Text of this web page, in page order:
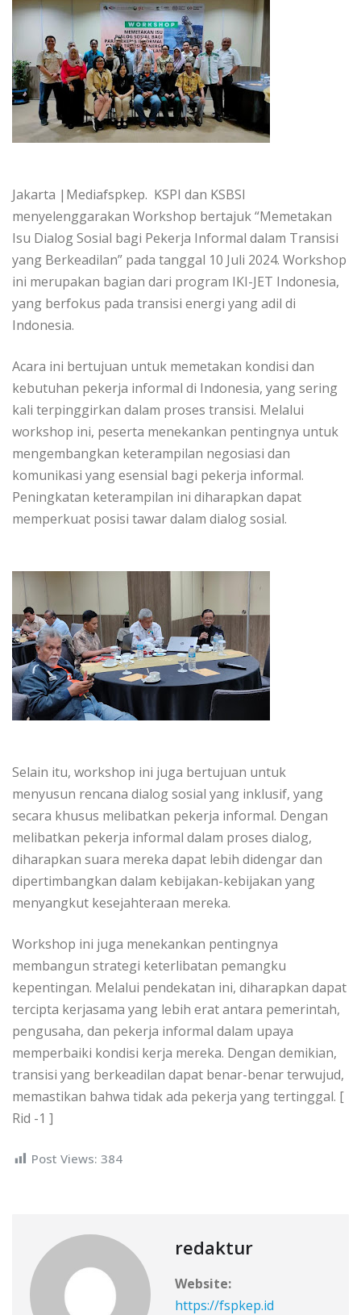
Jakarta |Mediafspkep. KSPI dan KSBSI
menyelenggarakan Workshop bertajuk “Memetakan
Isu Dialog Sosial bagi Pekerja Informal dalam Transisi
yang Berkeadilan” pada tanggal 10 Juli 2024. Workshop
ini merupakan bagian dari program IKI-JET Indonesia,
yang berfokus pada transisi energi yang adil di
Indonesia.
Acara ini bertujuan untuk memetakan kondisi dan
kebutuhan pekerja informal di Indonesia, yang sering
kali terpinggirkan dalam proses transisi. Melalui
workshop ini, peserta menekankan pentingnya untuk
mengembangkan keterampilan negosiasi dan
komunikasi yang esensial bagi pekerja informal.
Peningkatan keterampilan ini diharapkan dapat
memperkuat posisi tawar dalam dialog sosial.
Selain itu, workshop ini juga bertujuan untuk
menyusun rencana dialog sosial yang inklusif, yang
secara khusus melibatkan pekerja informal. Dengan
melibatkan pekerja informal dalam proses dialog,
diharapkan suara mereka dapat lebih didengar dan
dipertimbangkan dalam kebijakan-kebijakan yang
menyangkut kesejahteraan mereka.
Workshop ini juga menekankan pentingnya
membangun strategi keterlibatan pemangku
kepentingan. Melalui pendekatan ini, diharapkan dapat
tercipta kerjasama yang lebih erat antara pemerintah,
pengusaha, dan pekerja informal dalam upaya
memperbaiki kondisi kerja mereka. Dengan demikian,
transisi yang berkeadilan dapat benar-benar terwujud,
memastikan bahwa tidak ada pekerja yang tertinggal. [
Rid -1 ]
Post Views: 384
redaktur
Website:
https://fspkep.id